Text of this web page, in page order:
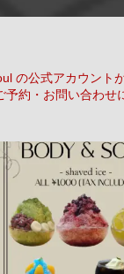
の公式アカウント
約・お問い合わせ